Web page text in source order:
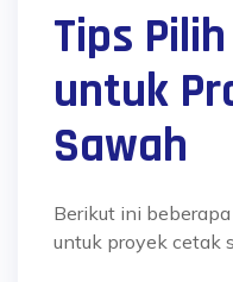
Tips
untuk
Sawah
Berikut ini
untuk proyek cetak